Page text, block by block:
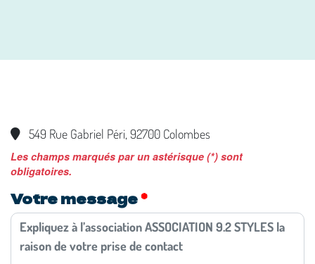
549 Rue Gabriel Péri, 92700 Colombes
Les champs marqués par un astérisque (*) sont
obligatoires.
Votre message